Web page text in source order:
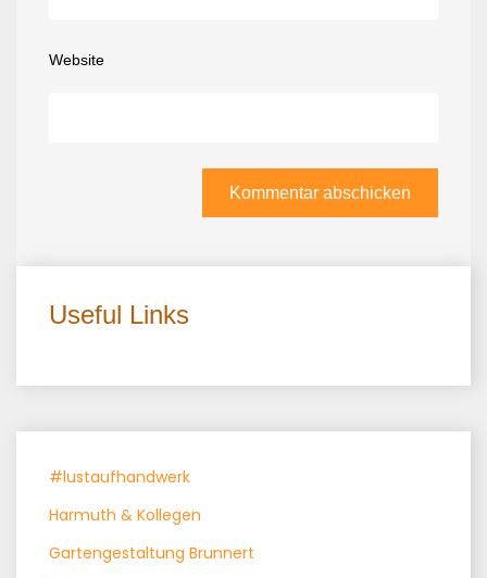
Website
Useful Links
#lustaufhandwerk
Harmuth & Kollegen
Gartengestaltung Brunnert